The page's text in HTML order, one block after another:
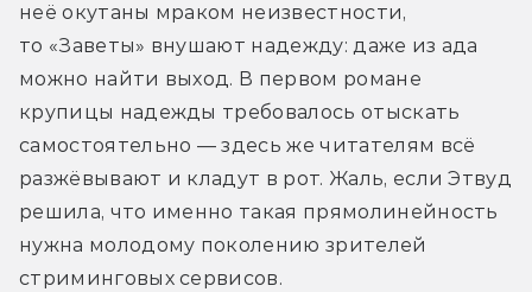
неё окутаны мраком неизвестности,
то «Заветы» внушают надежду: даже из ада
можно найти выход. В первом романе
крупицы надежды требовалось отыскать
самостоятельно — здесь же читателям всё
разжёвывают и кладут в рот. Жаль, если Этвуд
решила, что именно такая прямолинейность
нужна молодому поколению зрителей
стриминговых сервисов.